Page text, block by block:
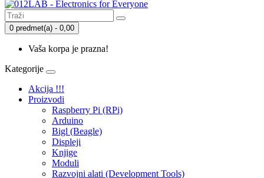
0 predmet(a) - 0,00
Vaša korpa je prazna!
Kategorije
Akcija !!!
Proizvodi
Raspberry Pi (RPi)
Arduino
Bigl (Beagle)
Displеji
Knjige
Moduli
Razvojni alati (Development Tools)